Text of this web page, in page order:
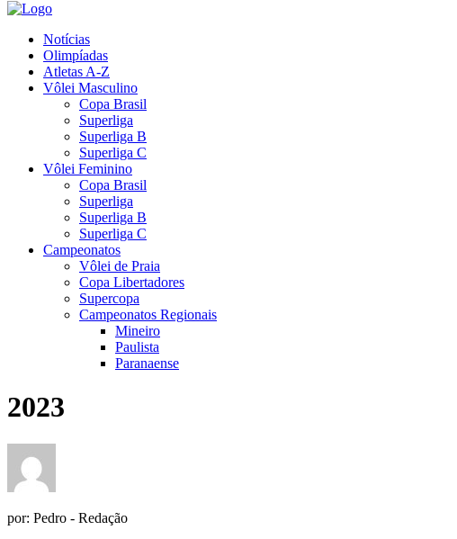
Notícias
Olimpíadas
Atletas A-Z
Vôlei Masculino
Copa Brasil
Superliga
Superliga B
Superliga C
Vôlei Feminino
Copa Brasil
Superliga
Superliga B
Superliga C
Campeonatos
Vôlei de Praia
Copa Libertadores
Supercopa
Campeonatos Regionais
Mineiro
Paulista
Paranaense
2023
por: Pedro - Redação